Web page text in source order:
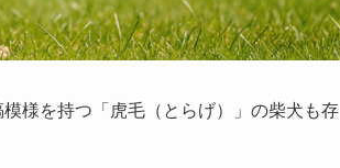
様を持つ「虎毛（とらげ）」の柴犬も存